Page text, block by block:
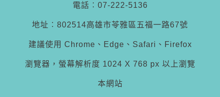
電話︰07-222-5136
地址︰802514高雄市苓雅區五福一路67號
建議使用 Chrome、Edge、Safari、Firefox
瀏覽器，螢幕解析度 1024 X 768 px 以上瀏覽
本網站